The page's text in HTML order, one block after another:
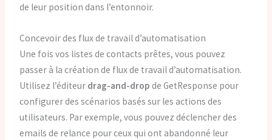
de leur position dans l’entonnoir.
Concevoir des flux de travail d’automatisation
Une fois vos listes de contacts prêtes, vous pouvez
passer à la création de flux de travail d’automatisation.
Utilisez l’éditeur drag-and-drop de GetResponse pour
configurer des scénarios basés sur les actions des
utilisateurs. Par exemple, vous pouvez déclencher des
emails de relance pour ceux qui ont abandonné leur